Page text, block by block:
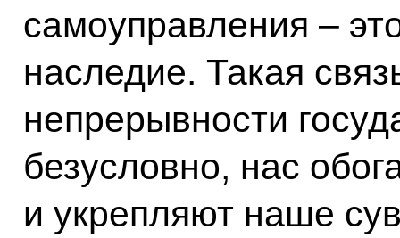
самоуправления –
наследие. Такая
непрерывности
безусловно, нас
и укрепляют наше